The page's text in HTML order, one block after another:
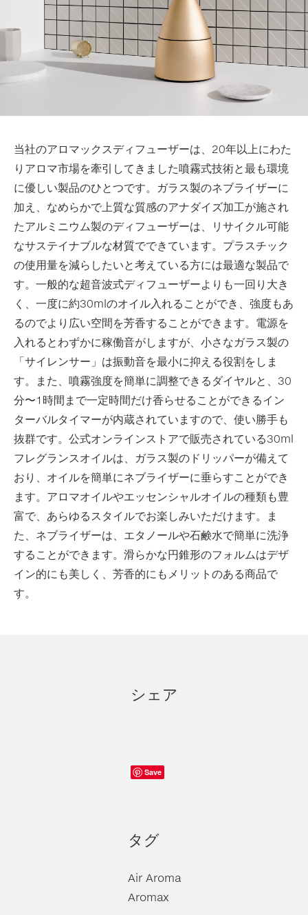
当社のアロマックスディフューザーは、20年以上にわた
りアロマ市場を牽引してきました噴霧式技術と最も環境
に優しい製品のひとつです。ガラス製のネブライザーに
加え、なめらかで上質な質感のアナダイズ加工が施され
たアルミニウム製のディフューザーは、リサイクル可能
なサステイナブルな材質でできています。プラスチック
の使用量を減らしたいと考えている方には最適な製品で
す。一般的な超音波式ディフューザーよりも一回り大き
く、一度に約30mlのオイル入れることができ、強度もあ
るのでより広い空間を芳香することができます。電源を
入れるとわずかに稼働音がしますが、小さなガラス製の
「サイレンサー」は振動音を最小に抑える役割をしま
す。また、噴霧強度を簡単に調整できるダイヤルと、30
分〜1時間まで一定時間だけ香らせることができるイン
ターバルタイマーが内蔵されていますので、使い勝手も
抜群です。公式オンラインストアで販売されている30ml
フレグランスオイルは、ガラス製のドリッパーが備えて
おり、オイルを簡単にネブライザーに垂らすことができ
ます。アロマオイルやエッセンシャルオイルの種類も豊
富で、あらゆるスタイルでお楽しみいただけます。ま
た、ネブライザーは、エタノールや石鹸水で簡単に洗浄
することができます。滑らかな円錐形のフォルムはデザ
イン的にも美しく、芳香的にもメリットのある商品で
す。
シェア
Save
タグ
Air Aroma
Aromax